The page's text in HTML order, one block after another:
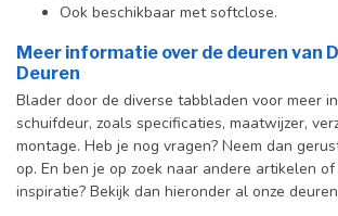
Ook beschikbaar met softclose.
Meer informatie over de deuren van
Deuren
Blader door de diverse tabbladen voor meer
schuifdeur, zoals specificaties, maatwijzer,
montage. Heb je nog vragen? Neem dan
op. En ben je op zoek naar andere artikelen
inspiratie? Bekijk dan hieronder al onze